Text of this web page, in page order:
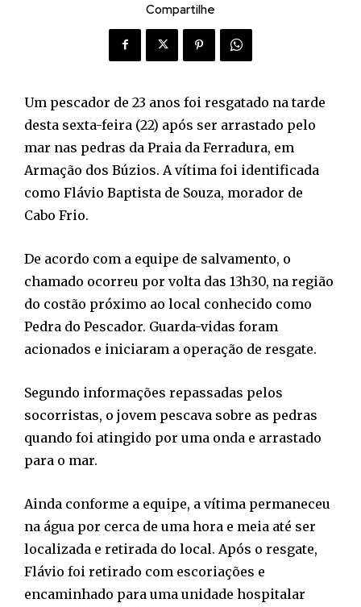
Compartilhe
Um pescador de 23 anos foi resgatado na tarde
desta sexta-feira (22) após ser arrastado pelo
mar nas pedras da Praia da Ferradura, em
Armação dos Búzios. A vítima foi identificada
como Flávio Baptista de Souza, morador de
Cabo Frio.
De acordo com a equipe de salvamento, o
chamado ocorreu por volta das 13h30, na região
do costão próximo ao local conhecido como
Pedra do Pescador. Guarda-vidas foram
acionados e iniciaram a operação de resgate.
Segundo informações repassadas pelos
socorristas, o jovem pescava sobre as pedras
quando foi atingido por uma onda e arrastado
para o mar.
Ainda conforme a equipe, a vítima permaneceu
na água por cerca de uma hora e meia até ser
localizada e retirada do local. Após o resgate,
Flávio foi retirado com escoriações e
encaminhado para uma unidade hospitalar